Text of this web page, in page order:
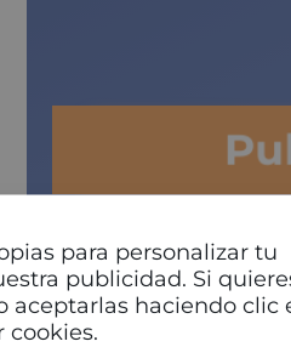
para personalizar tu
publicidad. Si
aceptarlas haciendo clic
cookies.